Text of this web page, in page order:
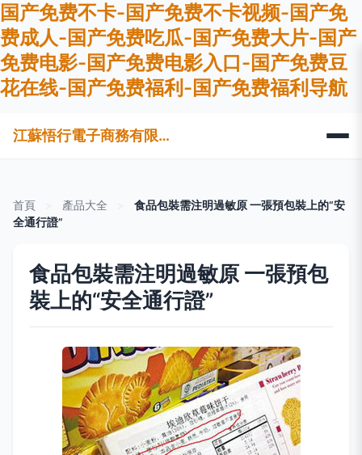
国产免费不卡-国产免费不卡视频-国产免
费成人-国产免费吃瓜-国产免费大片-国产
免费电影-国产免费电影入口-国产免费豆
花在线-国产免费福利-国产免费福利导航
江蘇悟行電子商務有限公司
首頁 產品大全
食品包裝需注明過敏原 一張預包裝上的“安
全通行證”
食品包裝需注明過敏原 一張預包
裝上的“安全通行證”